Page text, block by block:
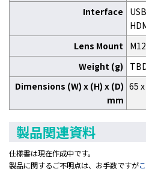
Interface
Lens Mount
Weight (g)
Dimensions (W) x (H) x (D)
mm
65
製品関連資料
仕様書は現在作成中です。
製品に関するご不明点は、お手数ですが